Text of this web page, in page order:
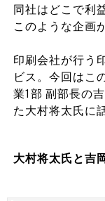
同社はどこで利
このような企画
印刷会社が行う
ビス。今回はこ
業1部 副部長の
た大村将太氏に
大村将太氏と吉